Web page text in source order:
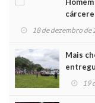
18 de dezembro de
Mais
19